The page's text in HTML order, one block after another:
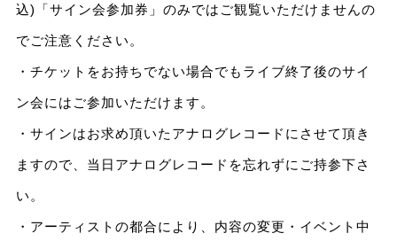
込)「サイン会参加券」のみではご観覧いただけませんの
でご注意ください。
・チケットをお持ちでない場合でもライブ終了後のサイ
ン会にはご参加いただけます。
・サインはお求め頂いたアナログレコードにさせて頂き
ますので、当日アナログレコードを忘れずにご持参下さ
い。
・アーティストの都合により、内容の変更・イベント中